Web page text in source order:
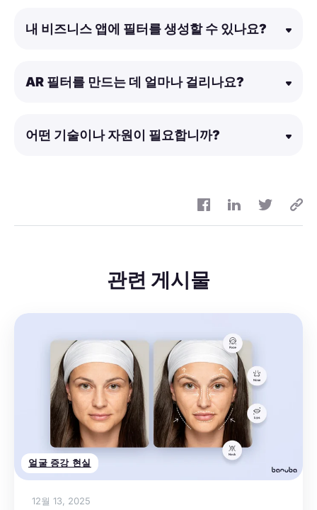
내 비즈니스 앱에 필터를 생성할 수 있나요?
AR 필터를 만드는 데 얼마나 걸리나요?
어떤 기술이나 자원이 필요합니까?
관련 게시물
얼굴 증강 현실
12월 13, 2025